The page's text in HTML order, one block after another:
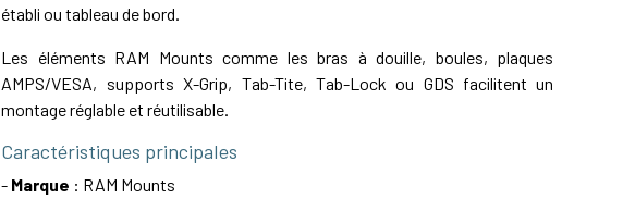
établi ou tableau de bord.
Les éléments RAM Mounts comme les bras à douille, boules, plaques
AMPS/VESA, supports X-Grip, Tab-Tite, Tab-Lock ou GDS facilitent un
montage réglable et réutilisable.
Caractéristiques principales
- Marque : RAM Mounts